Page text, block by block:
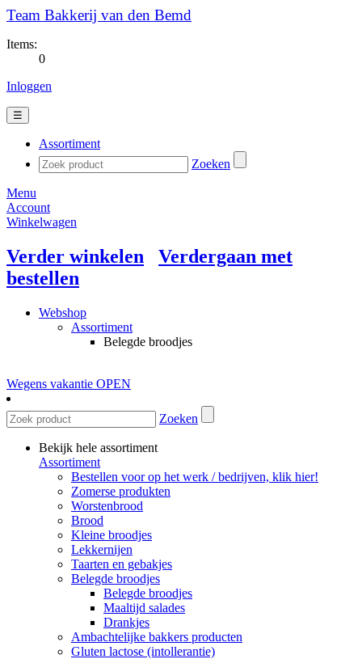
Team Bakkerij van den Bemd
Items:
0
Inloggen
☰
Assortiment
Zoeken
Menu
Account
Winkelwagen
Verder winkelen
Verdergaan met
bestellen
Webshop
Assortiment
Belegde broodjes
Wegens vakantie OPEN
Zoeken
Bekijk hele assortiment
Assortiment
Bestellen voor op het werk / bedrijven, klik hier!
Zomerse produkten
Worstenbrood
Brood
Kleine broodjes
Lekkernijen
Taarten en gebakjes
Belegde broodjes
Belegde broodjes
Maaltijd salades
Drankjes
Ambachtelijke bakkers producten
Gluten lactose (intollerantie)